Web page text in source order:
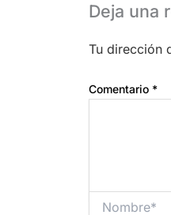
Deja
Tu
Comentario *